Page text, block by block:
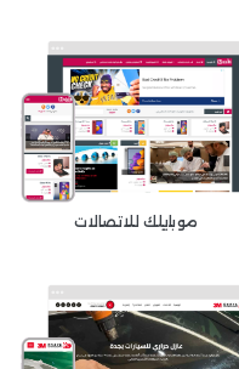
موبايلك للاتصالات